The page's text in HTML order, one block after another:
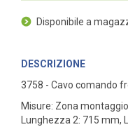
Disponibile a
DESCRIZIONE
3758 - Cavo comando
Misure: Zona
Lunghezza 2: 715 mm,